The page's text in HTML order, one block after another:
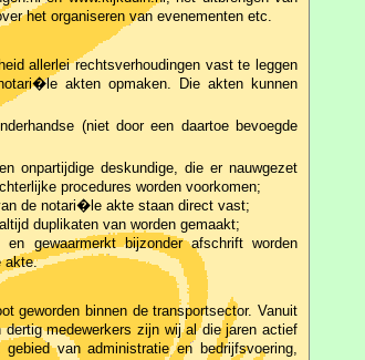
het organiseren van evenementen etc.
allerlei rechtsverhoudingen vast te leggen
akten opmaken. Die akten kunnen
(niet door een daartoe bevoegde
onpartijdige deskundige, die er nauwgezet
procedures worden voorkomen;
de notari�le akte staan direct vast;
duplikaten van worden gemaakt;
gewaarmerkt bijzonder afschrift worden
akte.
geworden binnen de transportsector. Vanuit
medewerkers zijn wij al die jaren actief
van administratie en bedrijfsvoering,